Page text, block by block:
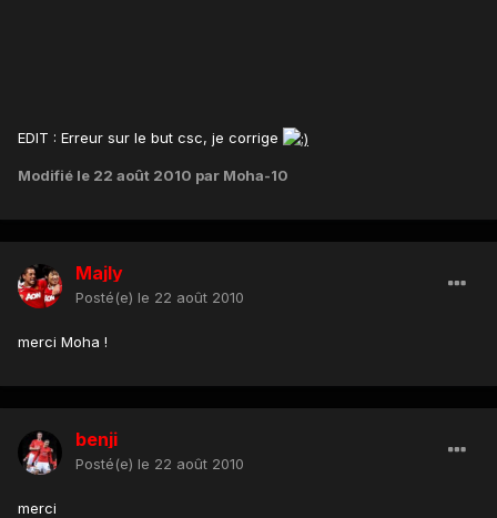
EDIT : Erreur sur le but csc, je corrige
Modifié le 22 août 2010 par Moha-10
Majly
Posté(e) le 22 août 2010
merci Moha !
benji
Posté(e) le 22 août 2010
merci